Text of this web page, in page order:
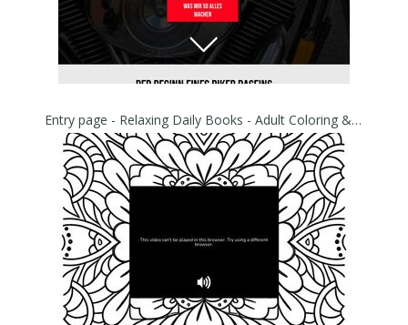
Entry page - Relaxing Daily Books - Adult Coloring & Ebooks